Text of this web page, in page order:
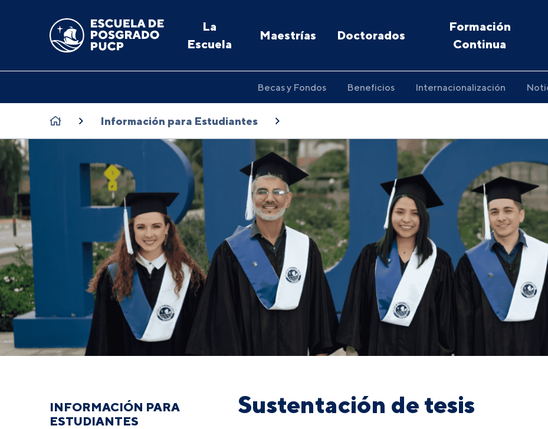
La
Escuela
Maestrías Doctorados
Formación
Continua
Becas y Fondos Beneficios Internacionalización
Información para Estudiantes
INFORMACIÓN PARA
ESTUDIANTES
Sustentación de tesis